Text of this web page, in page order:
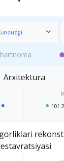
Arxitektura
- 101.2